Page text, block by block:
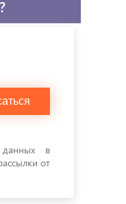
данных в
от